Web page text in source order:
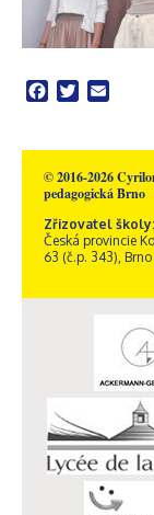
Facebook
Twitter
© 2016-2026
pedagogická Brno
Zřizovatel školy:
Česká provincie
63 (č.p. 343),